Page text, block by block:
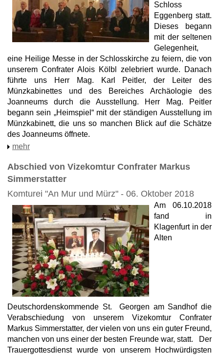
Schloss
Eggenberg statt.
Dieses begann
mit der seltenen
Gelegenheit,
eine Heilige Messe in der Schlosskirche zu feiern, die von
unserem Confrater Alois Kölbl zelebriert wurde. Danach
führte uns Herr Mag. Karl Peitler, der Leiter des
Münzkabinettes und des Bereiches Archäologie des
Joanneums durch die Ausstellung. Herr Mag. Peitler
begann sein „Heimspiel“ mit der ständigen Ausstellung im
Münzkabinett, die uns so manchen Blick auf die Schätze
des Joanneums öffnete.
mehr
Abschied von Vizekomtur Confrater Markus
Simmerstatter
Komturei "An Mur und Mürz" - 06. Oktober 2018
Am 06.10.2018
fand in
Klagenfurt in der
Alten
Deutschordenskommende St. Georgen am Sandhof die
Verabschiedung von unserem Vizekomtur Confrater
Markus Simmerstatter, der vielen von uns ein guter Freund,
manchen von uns einer der besten Freunde war, statt. Der
Trauergottesdienst wurde von unserem Hochwürdigsten